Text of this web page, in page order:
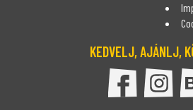
KEDVELJ, AJÁNLJ,